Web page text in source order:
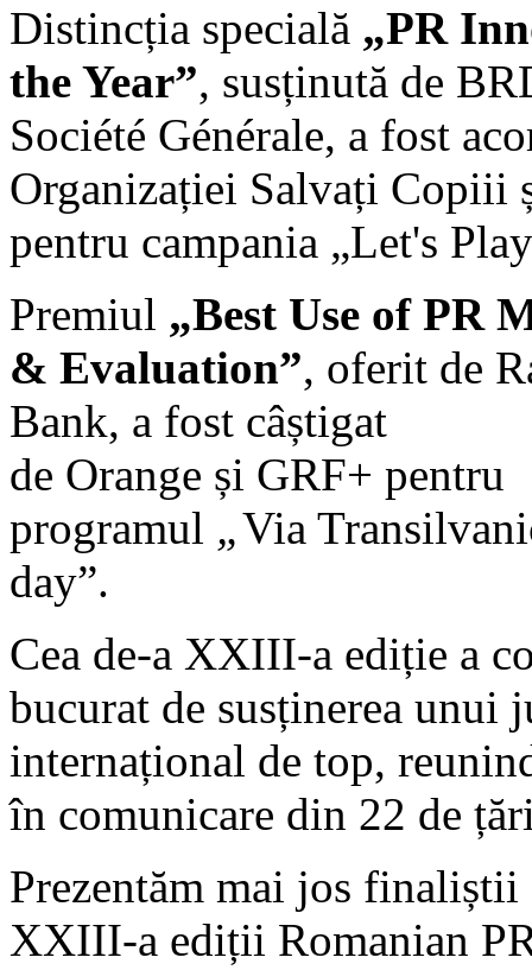
Distincția specială „PR
the Year”, susținută de
Société Générale, a fost
Organizației Salvați Copiii
pentru campania „Let's
Premiul „Best Use of PR
& Evaluation”, oferit de
Bank, a fost câștigat
de Orange și GRF+ pentru
programul „Via
day”.
Cea de-a XXIII-a ediție a
bucurat de susținerea unui
internațional de top,
în comunicare din 22 de
Prezentăm mai jos finaliștii
XXIII-a ediții Romanian